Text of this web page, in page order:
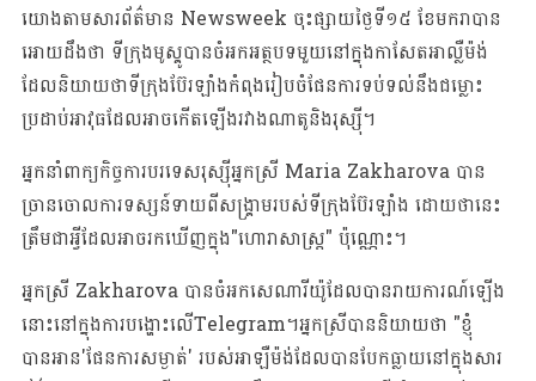
យោងតាមសារព័ត៌មាន Newsweek ចុះផ្សាយថ្ងៃទី១៥​​​ ខែមករាបាន
អោយដឹងថា ទីក្រុងមូស្គូបានចំអកអត្ថបទមួយនៅក្នុងកាសែតអាល្លឺម៉ង់
ដែលនិយាយថាទីក្រុងប៊ែរឡាំងកំពុងរៀបចំផែនការទប់ទល់នឹងជម្លោះ
ប្រដាប់អាវុធដែលអាចកើតឡើងរវាងណាតូនិងរុស្ស៊ី។
អ្នក​នាំពាក្យ​កិច្ចការ​បរទេស​រុស្ស៊ីអ្នកស្រី Maria Zakharova បាន​
ច្រានចោល​ការ​ទស្សន៍ទាយ​ពីសង្គ្រាមរបស់ទីក្រុង​​​ប៊ែរឡាំង ដោយថានេះ​
ត្រឹមជា​អ្វីដែលអាចរកឃើញក្នុង"ហោរាសាស្ត្រ" ប៉ុណ្ណោះ។
អ្នកស្រី Zakharova បានចំអកសេណារីយ៉ូដែលបានរាយការណ៍ឡើង
នោះនៅក្នុងការបង្ហោះលើTelegram។អ្នកស្រីបាននិយាយថា "ខ្ញុំ
បានអាន'ផែនការសម្ងាត់' របស់អាឡឺម៉ង់ដែលបានបែកធ្លាយនៅក្នុងសារ